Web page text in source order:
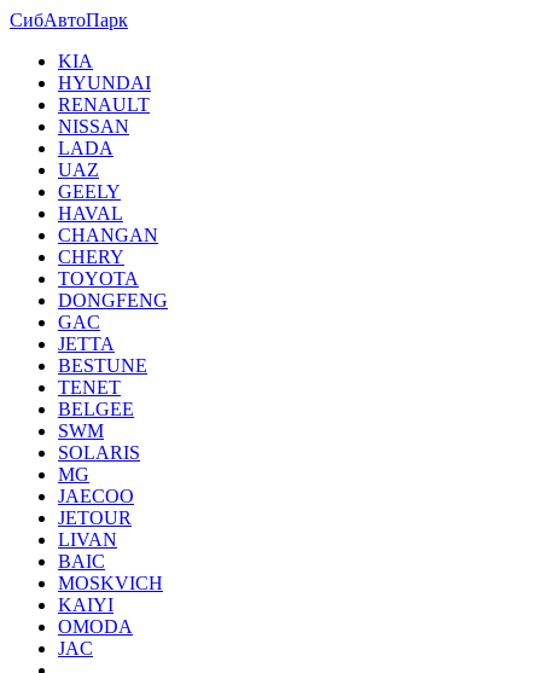
СибАвтоПарк
KIA
HYUNDAI
RENAULT
NISSAN
LADA
UAZ
GEELY
HAVAL
CHANGAN
CHERY
TOYOTA
DONGFENG
GAC
JETTA
BESTUNE
TENET
BELGEE
SWM
SOLARIS
MG
JAECOO
JETOUR
LIVAN
BAIC
MOSKVICH
KAIYI
OMODA
JAC